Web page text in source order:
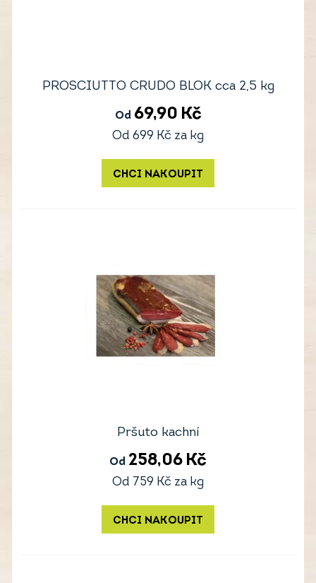
PROSCIUTTO CRUDO BLOK cca 2,5 kg
Od 69,90 Kč
Od 699 Kč za kg
CHCI NAKOUPIT
Pršuto kachní
Od 258,06 Kč
Od 759 Kč za kg
CHCI NAKOUPIT